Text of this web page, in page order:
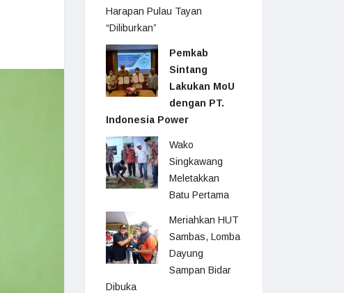
Harapan Pulau Tayan
“Diliburkan”
Pemkab
Sintang
Lakukan MoU
dengan PT.
Indonesia Power
Wako
Singkawang
Meletakkan
Batu Pertama
Meriahkan HUT
Sambas, Lomba
Dayung
Sampan Bidar
Dibuka